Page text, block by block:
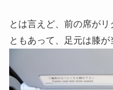
とは言えど、前の席が
ともあって、足元は膝が